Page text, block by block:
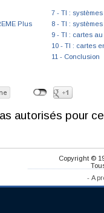
Plus
7 - TI :
8 - TI :
9 - TI : cartes
10 - TI : cartes
11 - Conclusion
autorisés pour
Copyright ©
- A